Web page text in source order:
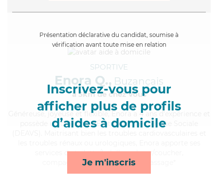
Présentation déclarative du candidat, soumise à
vérification avant toute mise en relation
Inscrivez-vous pour
afficher plus de profils
d’aides à domicile
Je m'inscris
SPORTIVE
Enora Q., Buzançais
à 5km de chez Vous
, joyeuse et flexible, Enora a 4 ans d'expérience et
possède un diplôme d'État d'Auxiliaire de Vie Sociale
services de toilette/habillage, lever/coucher,
compagnie/loisirs et lessive/repassage*